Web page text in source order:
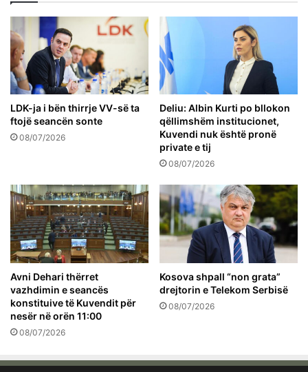
LDK-ja i bën thirrje VV-së ta
ftojë seancën sonte
08/07/2026
Deliu: Albin Kurti po bllokon
qëllimshëm institucionet,
Kuvendi nuk është pronë
private e tij
08/07/2026
Avni Dehari thërret
vazhdimin e seancës
konstituive të Kuvendit për
nesër në orën 11:00
08/07/2026
Kosova shpall “non grata”
drejtorin e Telekom Serbisë
08/07/2026